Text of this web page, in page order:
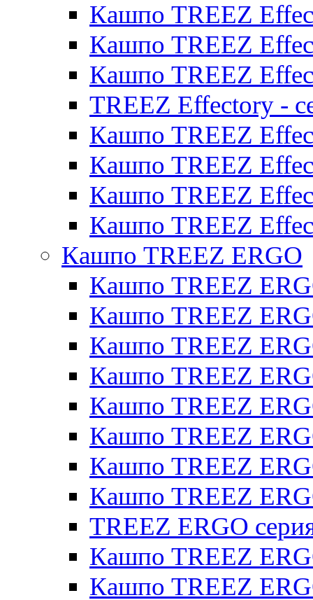
Кашпо TREEZ
Кашпо TREEZ
Кашпо TREEZ
TREEZ Effectory -
Кашпо TREEZ
Кашпо TREEZ
Кашпо TREEZ
Кашпо TREEZ
Кашпо TREEZ ERGO
Кашпо TREEZ
Кашпо TREEZ
Кашпо TREEZ
Кашпо TREEZ
Кашпо TREEZ
Кашпо TREEZ
Кашпо TREEZ
Кашпо TREEZ
TREEZ ERGO
Кашпо TREEZ
Кашпо TREEZ